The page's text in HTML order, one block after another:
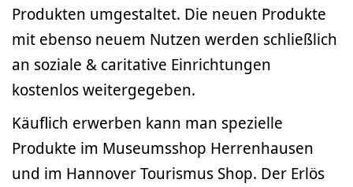
Produkten umgestaltet. Die neuen Produkte
mit ebenso neuem Nutzen werden schließlich
an soziale & caritative Einrichtungen
kostenlos weitergegeben.
Käuflich erwerben kann man spezielle
Produkte im Museumsshop Herrenhausen
und im Hannover Tourismus Shop. Der Erlös